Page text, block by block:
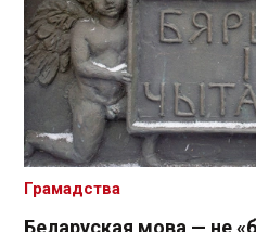
Грамадства